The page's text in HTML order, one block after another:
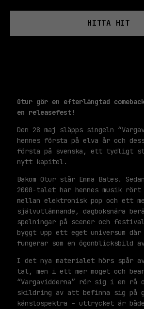
HITTA HIT
Otur gör en efterlängtad
en releasefest!
Den 28 maj släpps singeln
hennes första på elva år och
första på svenska, ett tydligt
nytt kapitel.
Bakom Otur står Emma Bates.
2000-talet har hennes musik
mellan elektronisk pop och ett
självutlämnande, dagboksnära
spelningar på scener och
byggt upp ett eget universum
fungerar som en ögonblicksbild
I det nya materialet hörs spår
tal, men i ett mer moget och
“Vargavidderna” rör sig i en rå
skildring av att befinna sig på
känslospektra – uttrycket är